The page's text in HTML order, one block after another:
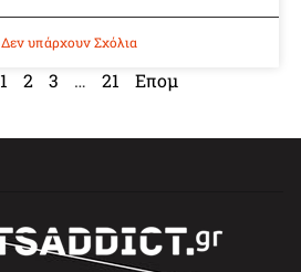
Δεν υπάρχουν Σχόλια
1 2 3 … 21 Επομ